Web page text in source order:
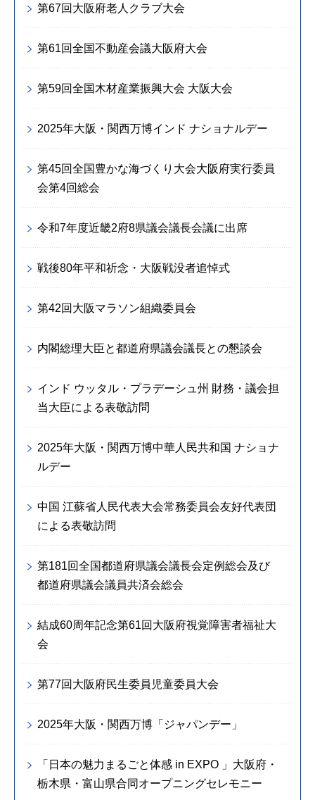
第67回大阪府老人クラブ大会
第61回全国不動産会議大阪府大会
第59回全国木材産業振興大会 大阪大会
2025年大阪・関西万博インド ナショナルデー
第45回全国豊かな海づくり大会大阪府実行委員
会第4回総会
令和7年度近畿2府8県議会議長会議に出席
戦後80年平和祈念・大阪戦没者追悼式
第42回大阪マラソン組織委員会
内閣総理大臣と都道府県議会議長との懇談会
インド ウッタル・プラデーシュ州 財務・議会担
当大臣による表敬訪問
2025年大阪・関西万博中華人民共和国 ナショナ
ルデー
中国 江蘇省人民代表大会常務委員会友好代表団
による表敬訪問
第181回全国都道府県議会議長会定例総会及び
都道府県議会議員共済会総会
結成60周年記念第61回大阪府視覚障害者福祉大
会
第77回大阪府民生委員児童委員大会
2025年大阪・関西万博「ジャパンデー」
「日本の魅力まるごと体感 in EXPO 」大阪府・
栃木県・富山県合同オープニングセレモニー